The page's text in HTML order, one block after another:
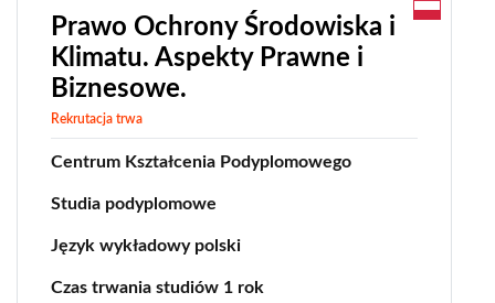
analityka biznesowa
analityka danych
analityka ryzyka
bankowość
big data
cyberbezpieczeństwo
ekonomia
esg
Prawo Ochrony Środowiska i
Klimatu. Aspekty Prawne i
Biznesowe.
Rekrutacja trwa
Centrum Kształcenia Podyplomowego
Studia podyplomowe
Język wykładowy polski
Czas trwania studiów 1 rok